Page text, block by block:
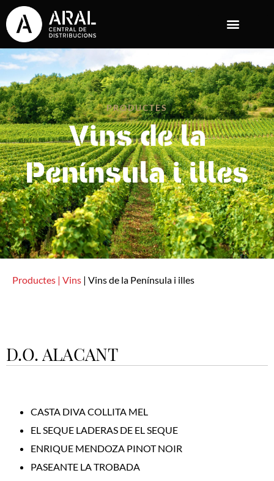
PRODUCTES
Vins de la
Península i illes
Productes | Vins | Vins de la Península i illes
D.O. ALACANT
CASTA DIVA COLLITA MEL
EL SEQUE LADERAS DE EL SEQUE
ENRIQUE MENDOZA PINOT NOIR
PASEANTE LA TROBADA